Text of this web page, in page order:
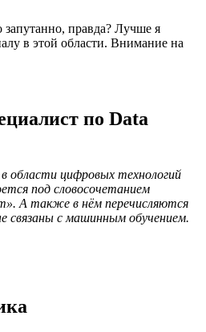
запутанно, правда? Лучше я
в этой области. Внимание на
по Data
области цифровых технологий
под словосочетанием
А также в нём перечисляются
связаны с машинным обучением.